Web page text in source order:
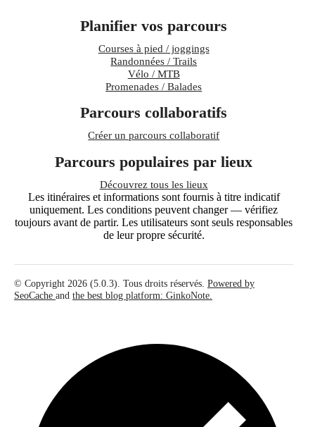
Planifier vos parcours
Courses à pied / joggings
Randonnées / Trails
Vélo / MTB
Promenades / Balades
Parcours collaboratifs
Créer un parcours collaboratif
Parcours populaires par lieux
Découvrez tous les lieux
Les itinéraires et informations sont fournis à titre indicatif
uniquement. Les conditions peuvent changer — vérifiez
toujours avant de partir. Les utilisateurs sont seuls responsables
de leur propre sécurité.
© Copyright 2026 (5.0.3). Tous droits réservés. Powered by
SeoCache and the best blog platform: GinkoNote.